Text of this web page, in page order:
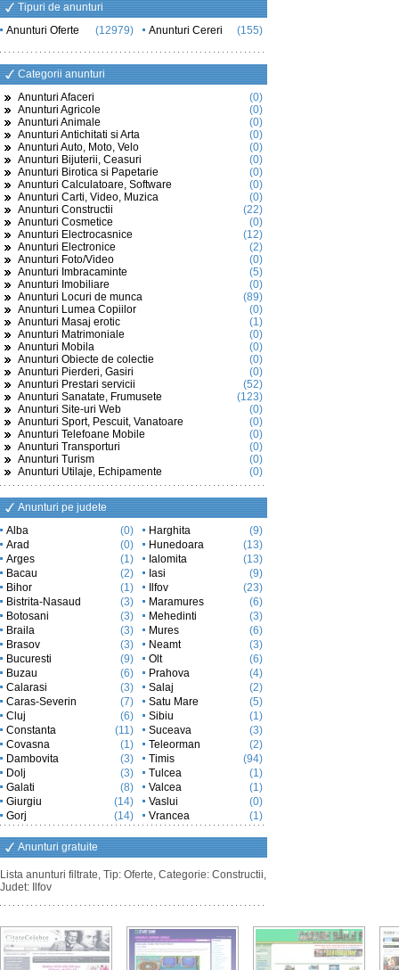
Tipuri de anunturi
Anunturi Oferte
(12979) Anunturi Cereri (155)
Categorii anunturi
Anunturi Afaceri
(0)
Anunturi Agricole
(0)
Anunturi Animale
(0)
Anunturi Antichitati si Arta
(0)
Anunturi Auto, Moto, Velo
(0)
Anunturi Bijuterii, Ceasuri
(0)
Anunturi Birotica si Papetarie
(0)
Anunturi Calculatoare, Software
(0)
Anunturi Carti, Video, Muzica
(0)
Anunturi Constructii
(22)
Anunturi Cosmetice
(0)
Anunturi Electrocasnice
(12)
Anunturi Electronice
(2)
Anunturi Foto/Video
(0)
Anunturi Imbracaminte
(5)
Anunturi Imobiliare
(0)
Anunturi Locuri de munca
(89)
Anunturi Lumea Copiilor
(0)
Anunturi Masaj erotic
(1)
Anunturi Matrimoniale
(0)
Anunturi Mobila
(0)
Anunturi Obiecte de colectie
(0)
Anunturi Pierderi, Gasiri
(0)
Anunturi Prestari servicii
(52)
Anunturi Sanatate, Frumusete
(123)
Anunturi Site-uri Web
(0)
Anunturi Sport, Pescuit, Vanatoare
(0)
Anunturi Telefoane Mobile
(0)
Anunturi Transporturi
(0)
Anunturi Turism
(0)
Anunturi Utilaje, Echipamente
(0)
Anunturi pe judete
Alba
(0)
Arad
(0)
Arges
(1)
Bacau
(2)
Bihor
(1)
Bistrita-Nasaud
(3)
Botosani
(3)
Braila
(3)
Brasov
(3)
Bucuresti
(9)
Buzau
(6)
Calarasi
(3)
Caras-Severin
(7)
Cluj
(6)
Constanta
(11)
Covasna
(1)
Dambovita
(3)
Dolj
(3)
Galati
(8)
Giurgiu
(14)
Gorj
(14)
Harghita
(9)
Hunedoara
(13)
Ialomita
(13)
Iasi
(9)
Ilfov
(23)
Maramures
(6)
Mehedinti
(3)
Mures
(6)
Neamt
(3)
Olt
(6)
Prahova
(4)
Salaj
(2)
Satu Mare
(5)
Sibiu
(1)
Suceava
(3)
Teleorman
(2)
Timis
(94)
Tulcea
(1)
Valcea
(1)
Vaslui
(0)
Vrancea
(1)
Anunturi gratuite
Lista anunturi filtrate, Tip: Oferte, Categorie: Constructii,
Judet: Ilfov